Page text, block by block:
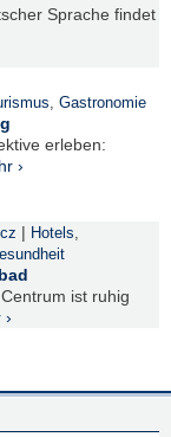
Sprache findet
Gastronomie
erleben:
›
| Hotels
ist ruhig